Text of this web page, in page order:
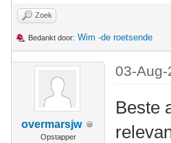
Zoek
Bedankt door: Wim -de roetsende
overmarsjw
Opstapper
03-
Beste